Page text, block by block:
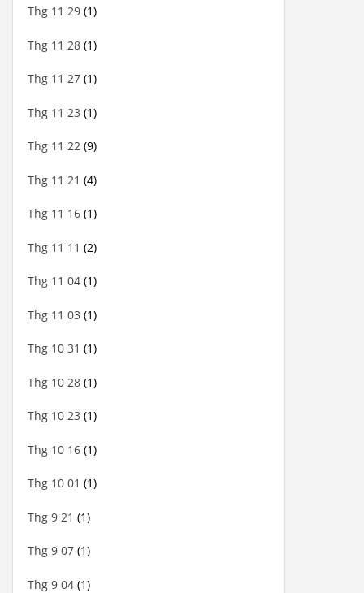
Thg 11 29 (1)
Thg 11 28 (1)
Thg 11 27 (1)
Thg 11 23 (1)
Thg 11 22 (9)
Thg 11 21 (4)
Thg 11 16 (1)
Thg 11 11 (2)
Thg 11 04 (1)
Thg 11 03 (1)
Thg 10 31 (1)
Thg 10 28 (1)
Thg 10 23 (1)
Thg 10 16 (1)
Thg 10 01 (1)
Thg 9 21 (1)
Thg 9 07 (1)
Thg 9 04 (1)